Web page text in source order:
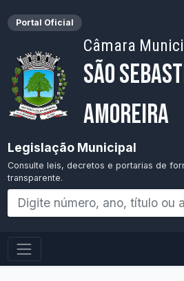
Portal Oficial
Câmara
São
Amoreira
Legislação Municipal
Consulte leis, decretos e portarias de
transparente.